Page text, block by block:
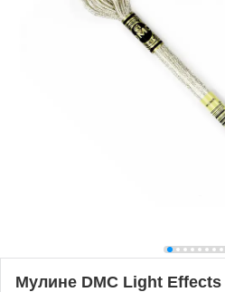
Мулине DMC Light Effects